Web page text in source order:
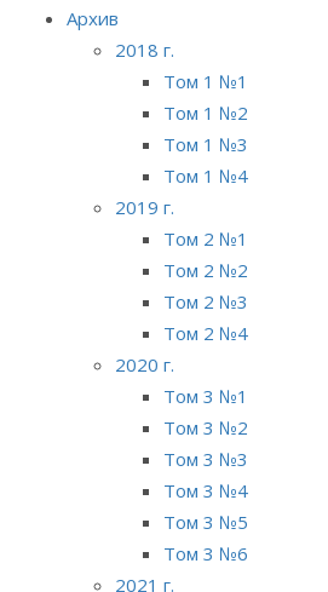
Архив
2018 г.
Том 1 №1
Том 1 №2
Том 1 №3
Том 1 №4
2019 г.
Том 2 №1
Том 2 №2
Том 2 №3
Том 2 №4
2020 г.
Том 3 №1
Том 3 №2
Том 3 №3
Том 3 №4
Том 3 №5
Том 3 №6
2021 г.